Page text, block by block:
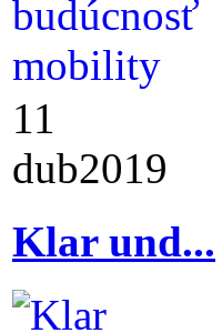
11
dub2019
Klar und...